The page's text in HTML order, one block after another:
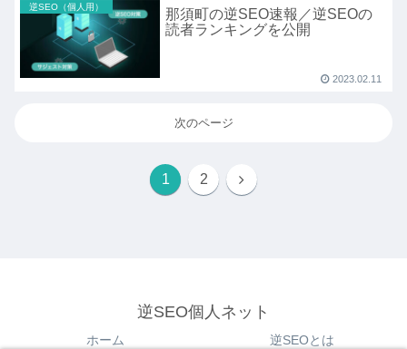
逆SEO（個人用）
那須町の逆SEO速報／逆SEOの
読者ランキングを公開
2023.02.11
次のページ
1 2
逆SEO個人ネット
ホーム 逆SEOとは